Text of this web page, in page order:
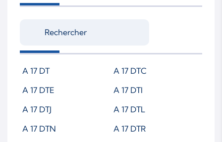
A 17 DT
A 17 DTC
A 17 DTE
A 17 DTI
A 17 DTJ
A 17 DTL
A 17 DTN
A 17 DTR